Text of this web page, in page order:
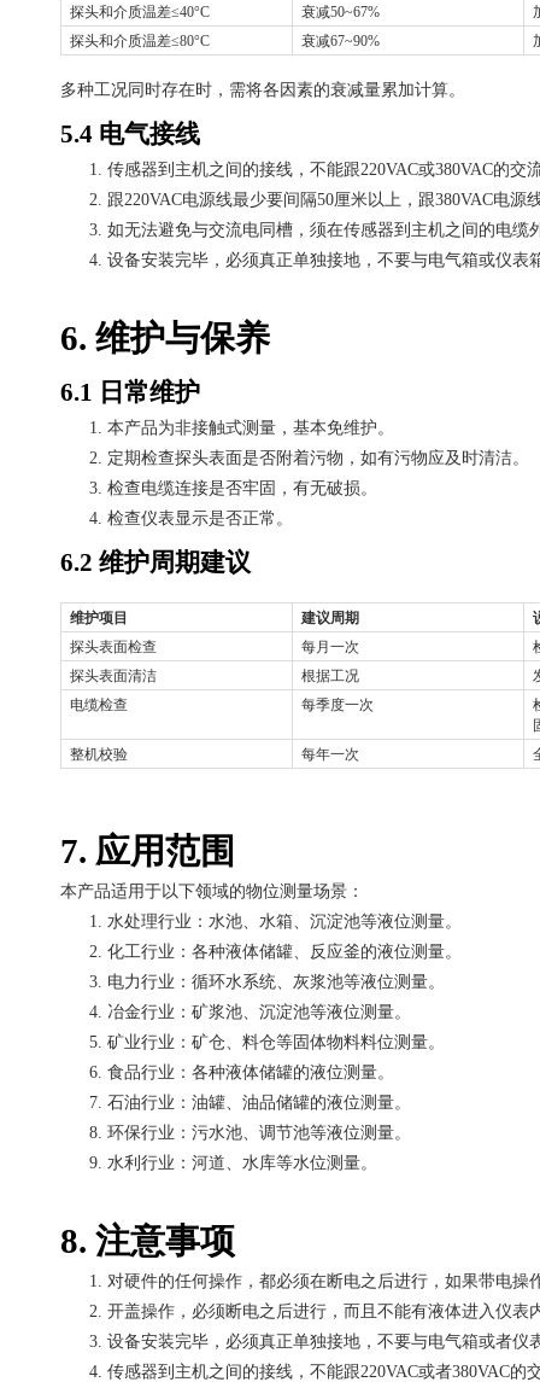
探头和介质温差≤40°C 衰减50~67%
探头和介质温差≤80°C 衰减67~90%
多种工况同时存在时，需将各因素的衰减量累加计算。
5.4 电气接线
1. 传感器到主机之间的接线，不能跟220VAC或380VAC的交
2. 跟220VAC电源线最少要间隔50厘米以上，跟380VAC电源
3. 如无法避免与交流电同槽，须在传感器到主机之间的电
4. 设备安装完毕，必须真正单独接地，不要与电气箱或仪表
6. 维护与保养
6.1 日常维护
1. 本产品为非接触式测量，基本免维护。
2. 定期检查探头表面是否附着污物，如有污物应及时清洁。
3. 检查电缆连接是否牢固，有无破损。
4. 检查仪表显示是否正常。
6.2 维护周期建议
维护项目 建议周期
探头表面检查
每月一次
探头表面清洁
根据工况
电缆检查
每季度一次
整机校验
每年一次
7. 应用范围
本产品适用于以下领域的物位测量场景：
1. 水处理行业：水池、水箱、沉淀池等液位测量。
2. 化工行业：各种液体储罐、反应釜的液位测量。
3. 电力行业：循环水系统、灰浆池等液位测量。
4. 冶金行业：矿浆池、沉淀池等液位测量。
5. 矿业行业：矿仓、料仓等固体物料料位测量。
6. 食品行业：各种液体储罐的液位测量。
7. 石油行业：油罐、油品储罐的液位测量。
8. 环保行业：污水池、调节池等液位测量。
9. 水利行业：河道、水库等水位测量。
8. 注意事项
1. 对硬件的任何操作，都必须在断电之后进行，如果带电操
2. 开盖操作，必须断电之后进行，而且不能有液体进入仪表
3. 设备安装完毕，必须真正单独接地，不要与电气箱或者仪
4. 传感器到主机之间的接线，不能跟220VAC或者380VAC的